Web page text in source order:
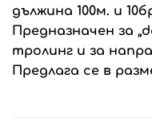
дължина 100м. и
Предназначен за
тролинг и за
Предлага се в